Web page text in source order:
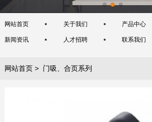
网站首页 关于我们 产品中心
新闻资讯 人才招聘 联系我们
网站首页> 门吸、合页系列